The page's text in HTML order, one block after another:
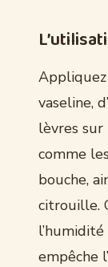
vaseline,
lèvres
comme
bouche,
citrouille.
empêche